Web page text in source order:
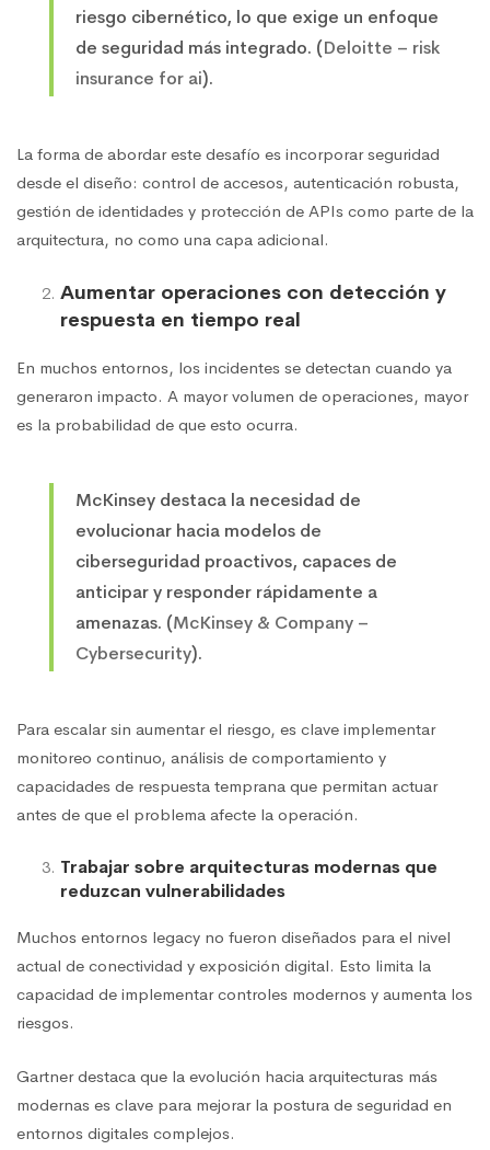
riesgo cibernético, lo que exige un enfoque
de seguridad más integrado. (Deloitte – risk
insurance for ai).
La forma de abordar este desafío es incorporar seguridad
desde el diseño: control de accesos, autenticación robusta,
gestión de identidades y protección de APIs como parte de la
arquitectura, no como una capa adicional.
Aumentar operaciones con detección y
respuesta en tiempo real
En muchos entornos, los incidentes se detectan cuando ya
generaron impacto. A mayor volumen de operaciones, mayor
es la probabilidad de que esto ocurra.
McKinsey destaca la necesidad de
evolucionar hacia modelos de
ciberseguridad proactivos, capaces de
anticipar y responder rápidamente a
amenazas. (McKinsey & Company –
Cybersecurity).
Para escalar sin aumentar el riesgo, es clave implementar
monitoreo continuo, análisis de comportamiento y
capacidades de respuesta temprana que permitan actuar
antes de que el problema afecte la operación.
Trabajar sobre arquitecturas modernas que
reduzcan vulnerabilidades
Muchos entornos legacy no fueron diseñados para el nivel
actual de conectividad y exposición digital. Esto limita la
capacidad de implementar controles modernos y aumenta los
riesgos.
Gartner destaca que la evolución hacia arquitecturas más
modernas es clave para mejorar la postura de seguridad en
entornos digitales complejos.